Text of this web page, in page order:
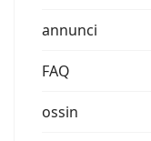
annunci
FAQ
ossin